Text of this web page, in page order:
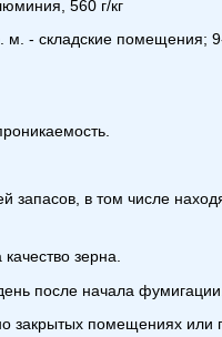
560 г/кг
м. - складские помещения;
запасов, в том числе
зерна.
после начала фумигации.
закрытых помещениях или